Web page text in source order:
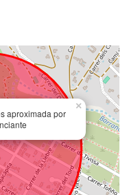
aproximada por
×